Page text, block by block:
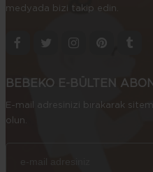
medyada bizi takip edin.
BEBEKO E-BÜLTEN
E-mail adresinizi bırakarak
olun.